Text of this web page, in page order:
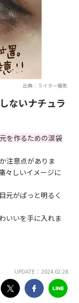
出典：ライター撮影
ないナチュラ
を作るための涙袋
注意点がありま
々しいイメージに
元がぱっと明るく
いいを手に入れま
UPDATE： 2024.02.28